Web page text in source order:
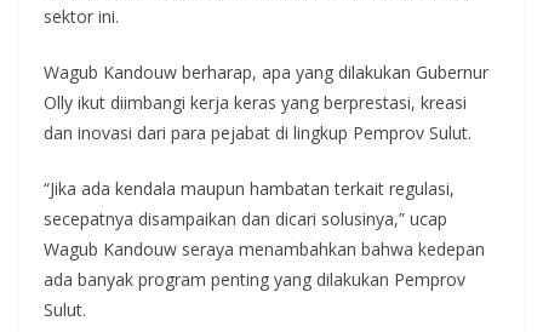
sektor ini.
Wagub Kandouw berharap, apa yang dilakukan Gubernur
Olly ikut diimbangi kerja keras yang berprestasi, kreasi
dan inovasi dari para pejabat di lingkup Pemprov Sulut.
“Jika ada kendala maupun hambatan terkait regulasi,
secepatnya disampaikan dan dicari solusinya,” ucap
Wagub Kandouw seraya menambahkan bahwa kedepan
ada banyak program penting yang dilakukan Pemprov
Sulut.